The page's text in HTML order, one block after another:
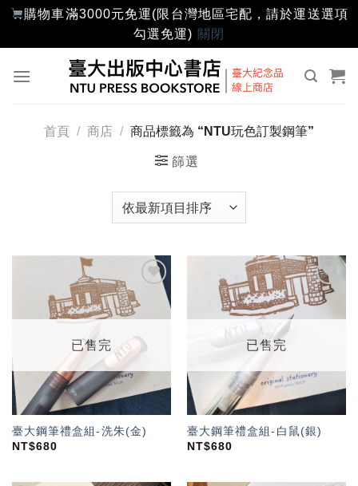
購物車滿3000元免運(限台灣地區宅配，請於運送選項
勾選免運) 關閉
首頁 / 商店 / 商品標籤為 “NTU玩色訂製鋼筆”
篩選
望輕
已售完
臺大鋼筆禮盒組-洗朱(金)
NT$680
加入
「願
望輕
已售完
臺大鋼筆禮盒組-白鼠(銀)
NT$680